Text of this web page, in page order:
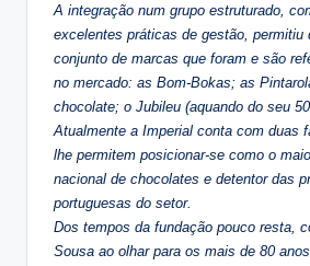
A integração num grupo estruturado,
excelentes práticas de gestão, permitiu
conjunto de marcas que foram e são
no mercado: as Bom-Bokas; as
chocolate; o Jubileu (aquando do seu
Atualmente a Imperial conta com duas
lhe permitem posicionar-se como o
nacional de chocolates e detentor das
portuguesas do setor.
Dos tempos da fundação pouco resta,
Sousa ao olhar para os mais de 80